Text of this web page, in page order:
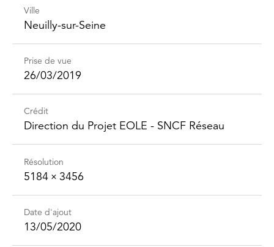
Ville
Neuilly-sur-Seine
Prise de vue
26/03/2019
Crédit
Direction du Projet EOLE - SNCF Réseau
Résolution
5184 × 3456
Date d'ajout
13/05/2020